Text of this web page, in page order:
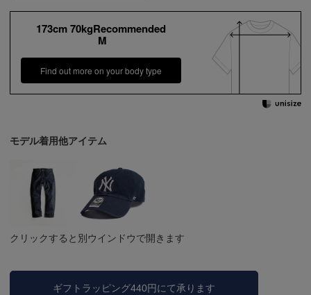
173cm 70kgRecommended
M
Find out more on your body type
モデル着用他アイテム
クリックすると別ウインドウで開きます
ギフトラッピング440円にて承ります